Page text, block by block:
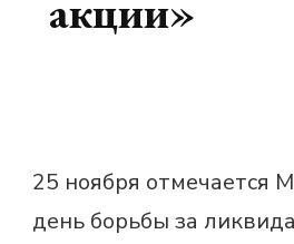
акции»
25 ноября отмечается
день борьбы за